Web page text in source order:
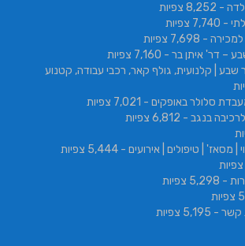
- 8,252 צפיות
- 7,740 צפיות
למכירה - 7,698 צפיות
– דר' איתן בר - 7,160 צפיות
שבע | קלנועית, גולף קאר, רכבי עבודה, קטנוע
סלולר באופקים - 7,021 צפיות
בנגב - 6,812 צפיות
מסאז' | טיפולים | אירועים - 5,444 צפיות
- 5,298 צפיות
קשר - 5,195 צפיות